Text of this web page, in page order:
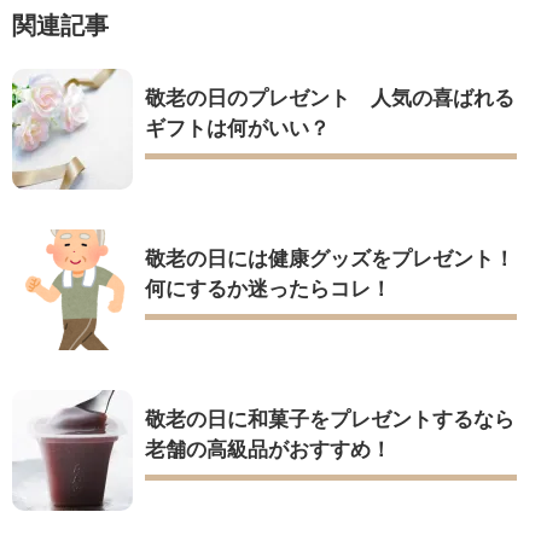
関連記事
敬老の日のプレゼント 人気の喜ばれる
ギフトは何がいい？
敬老の日には健康グッズをプレゼント！
何にするか迷ったらコレ！
敬老の日に和菓子をプレゼントするなら
老舗の高級品がおすすめ！